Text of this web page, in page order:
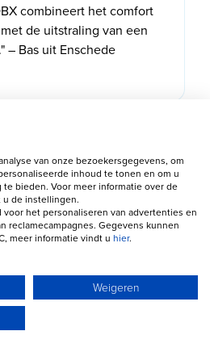
het comfort
de uitstraling van een
– Bas uit Enschede
Zakelijke autofinanciering
Financiering zonder
aanbetaling
van onze bezoekersgegevens, om
inhoud te tonen en om u
bieden. Voor meer informatie over de
de instellingen.
het personaliseren van advertenties en
reclamecampagnes. Gegevens kunnen
meer informatie vindt u hier.
Weigeren